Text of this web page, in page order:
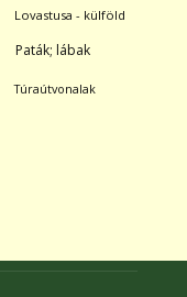
Lovastusa - külföld
Paták; lábak
Túraútvonalak